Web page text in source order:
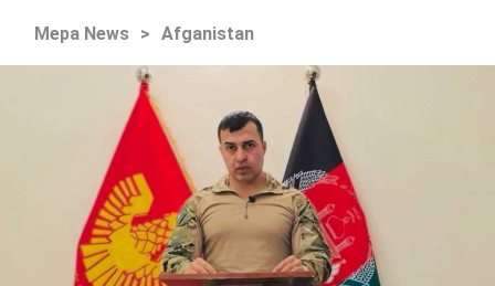
Mepa News > Afganistan